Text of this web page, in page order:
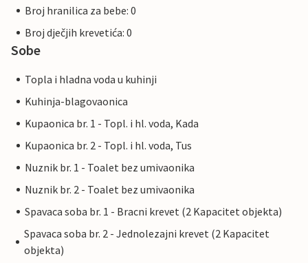
Broj hranilica za bebe: 0
Broj dječjih krevetića: 0
Sobe
Topla i hladna voda u kuhinji
Kuhinja-blagovaonica
Kupaonica br. 1 - Topl. i hl. voda, Kada
Kupaonica br. 2 - Topl. i hl. voda, Tus
Nuznik br. 1 - Toalet bez umivaonika
Nuznik br. 2 - Toalet bez umivaonika
Spavaca soba br. 1 - Bracni krevet (2 Kapacitet objekta)
Spavaca soba br. 2 - Jednolezajni krevet (2 Kapacitet
objekta)